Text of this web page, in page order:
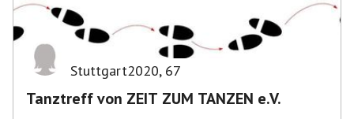
Stuttgart2020, 67
Tanztreff von ZEIT ZUM TANZEN e.V.